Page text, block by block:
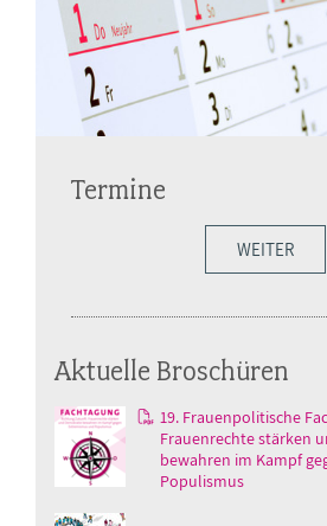
Termine
WEITER
Aktuelle Broschüren
19. Frauenpolitische
Frauenrechte stärken
bewahren im Kampf
Populismus